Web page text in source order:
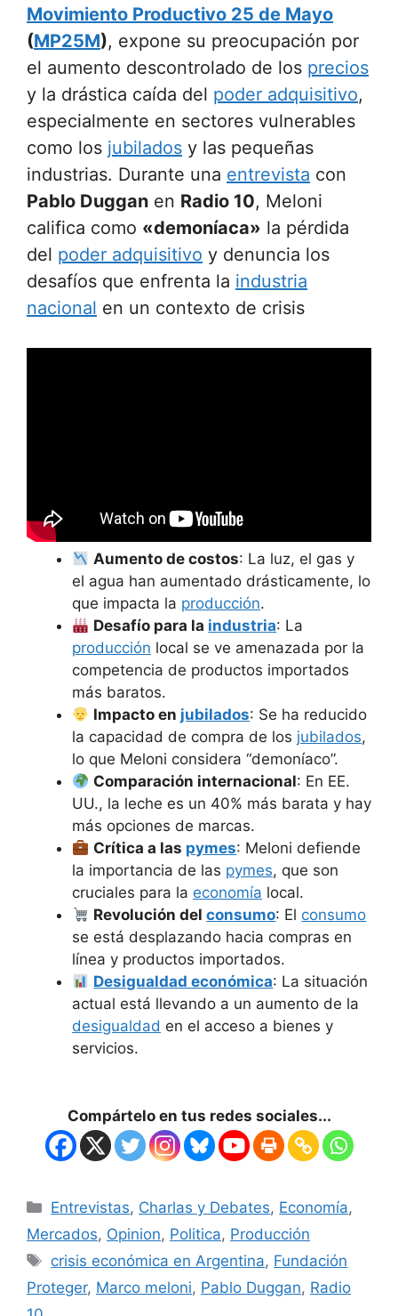
Movimiento Productivo 25 de Mayo
(MP25M), expone su preocupación por
el aumento descontrolado de los precios
y la drástica caída del poder adquisitivo,
especialmente en sectores vulnerables
como los jubilados y las pequeñas
industrias. Durante una entrevista con
Pablo Duggan en Radio 10, Meloni
califica como «demoníaca» la pérdida
del poder adquisitivo y denuncia los
desafíos que enfrenta la industria
nacional en un contexto de crisis
Aumento de costos: La luz, el gas y
el agua han aumentado drásticamente, lo
que impacta la producción.
Desafío para la industria: La
producción local se ve amenazada por la
competencia de productos importados
más baratos.
Impacto en jubilados: Se ha reducido
la capacidad de compra de los jubilados,
lo que Meloni considera “demoníaco”.
Comparación internacional: En EE.
UU., la leche es un 40% más barata y hay
más opciones de marcas.
Crítica a las pymes: Meloni defiende
la importancia de las pymes, que son
cruciales para la economía local.
Revolución delconsumo: El consumo
se está desplazando hacia compras en
línea y productos importados.
Desigualdad económica: La situación
actual está llevando a un aumento de la
desigualdad en el acceso a bienes y
servicios.
Compártelo en tus redes sociales...
Entrevistas, Charlas y Debates, Economía,
Mercados, Opinion, Politica, Producción
crisis económica en Argentina, Fundación
Proteger, Marco meloni, Pablo Duggan, Radio